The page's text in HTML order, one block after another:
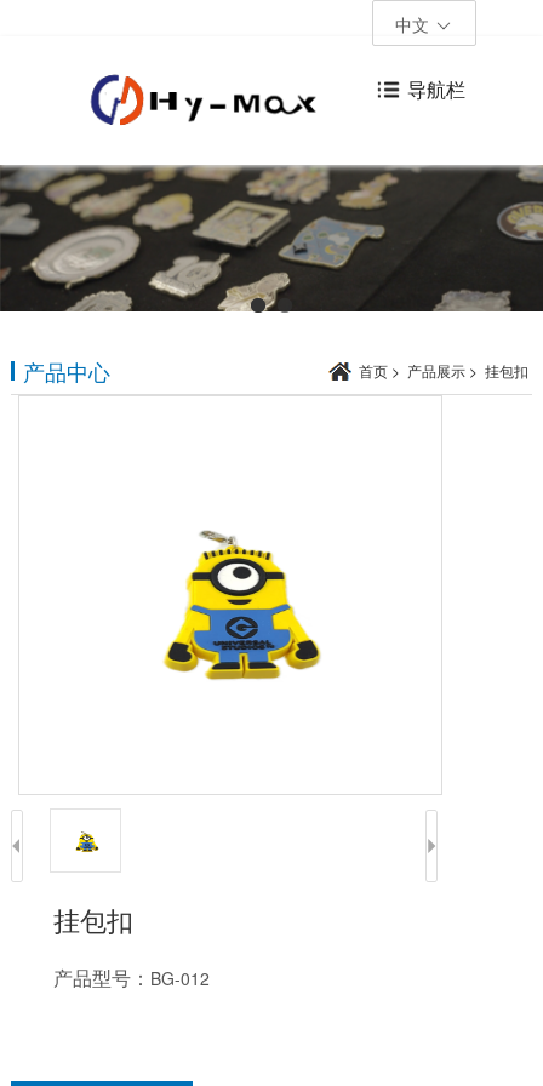
中文
导航栏
产品中心 首页 > 产品展示 > 挂包扣
挂包扣
产品型号： BG-012